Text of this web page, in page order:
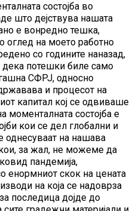
состојба во
што дејствува нашата
е вонредно тешка,
оглед на моето работно
со годините наназад,
потешки биле само
СФРЈ, односно
и процесот на
капитал кој се одвиваше
моменталната состојба е
кои се дел глобални и
однесуваат на нашава
за жал, не можеме да
пандемија,
енормниот скок на цената
на која се надоврза
последица дојде до